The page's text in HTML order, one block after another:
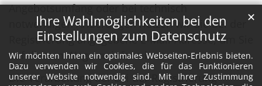
Ihre Wahlmöglichkeiten bei den
Einstellungen zum Datenschutz
Wir möchten Ihnen ein optimales Webseiten-Erlebnis bieten.
Dazu verwenden wir Cookies, die für das Funktionieren
unserer Website notwendig sind. Mit Ihrer Zustimmung
✕
Angebotsumfang oder bei technisch
notwendigen Änderungen nutzen wir die bei der
Registrierung angegebene E-Mail-Adresse, um Sie
auf diesem Wege zu informieren.
Die Verarbeitung der bei der Registrierung